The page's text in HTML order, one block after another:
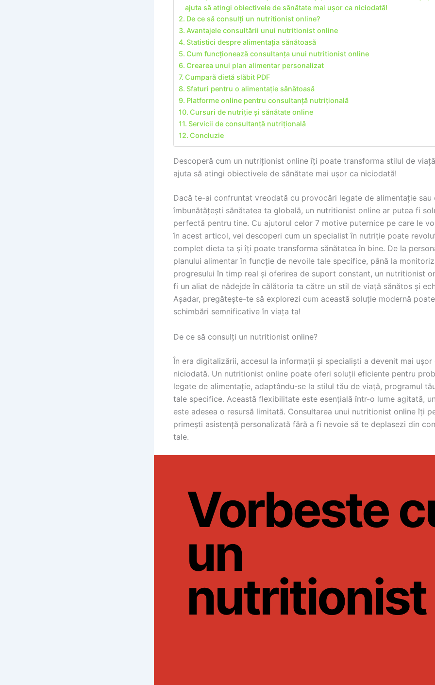
ajuta să atingi obiectivele de sănătate mai ușor ca niciodată!
De ce să consulți un nutritionist online?
Avantajele consultării unui nutritionist online
Statistici despre alimentația sănătoasă
Cum funcționează consultanța unui nutritionist online
Crearea unui plan alimentar personalizat
Cumpară dietă slăbit PDF
Sfaturi pentru o alimentație sănătoasă
Platforme online pentru consultanță nutrițională
Cursuri de nutriție și sănătate online
Servicii de consultanță nutrițională
Concluzie
Descoperă cum un nutriționist online îți poate transforma stilul de
ajuta să atingi obiectivele de sănătate mai ușor ca niciodată!
Dacă te-ai confruntat vreodată cu provocări legate de alimentație sau
îmbunătățești sănătatea ta globală, un nutritionist online ar putea fi
perfectă pentru tine. Cu ajutorul celor 7 motive puternice pe care le
în acest articol, vei descoperi cum un specialist în nutriție poate
complet dieta ta și îți poate transforma sănătatea în bine. De la
planului alimentar în funcție de nevoile tale specifice, până la
progresului în timp real și oferirea de suport constant, un nutritionist
fi un aliat de nădejde în călătoria ta către un stil de viață sănătos și
Așadar, pregătește-te să explorezi cum această soluție modernă
schimbări semnificative în viața ta!
De ce să consulți un nutritionist online?
În era digitalizării, accesul la informații și specialiști a devenit mai ușor
niciodată. Un nutritionist online poate oferi soluții eficiente pentru
legate de alimentație, adaptându-se la stilul tău de viață, programul
tale specifice. Această flexibilitate este esențială într-o lume agitată,
este adesea o resursă limitată. Consultarea unui nutritionist online îți
primești asistență personalizată fără a fi nevoie să te deplasezi din
tale.
Vorbeste
un
nutritionist